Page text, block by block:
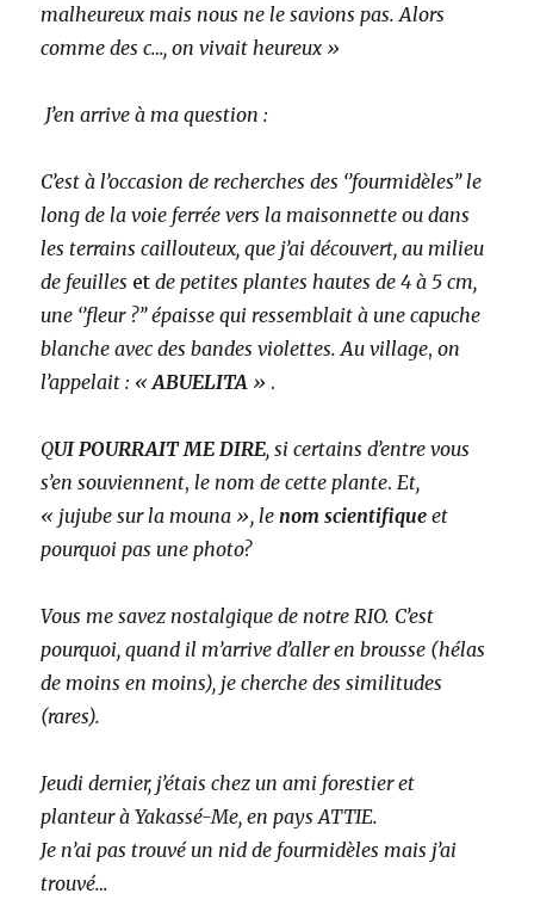
malheureux mais nous ne le savions pas. Alors
comme des c…, on vivait heureux »
J’en arrive à ma question :
C’est à l’occasion de recherches des ‘’fourmidèles’’ le
long de la voie ferrée vers la maisonnette ou dans
les terrains caillouteux, que j’ai découvert,au milieu
de feuilles etde petites plantes hautes de 4 à 5 cm,
une ‘’fleur ?’’ épaisse qui ressemblait à une capuche
blanche avec des bandes violettes. Au village,on
l’appelait : «ABUELITA » .
QUI POURRAIT ME DIRE, si certains d’entre vous
s’en souviennent,le nom de cette plante. Et,
« jujube sur la mouna », le nom scientifique et
pourquoi pas une photo?
Vous me savez nostalgique de notre RIO. C’est
pourquoi, quand il m’arrive d’aller en brousse (hélas
de moins en moins), je cherche des similitudes
(rares).
Jeudi dernier, j’étais chez un ami forestier et
planteur à Yakassé-Me, en pays ATTIE.
Je n’ai pas trouvé un nid de fourmidèles mais j’ai
trouvé…